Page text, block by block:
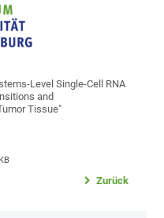
Level Single-Cell RNA
and
Tissue"
Zurück